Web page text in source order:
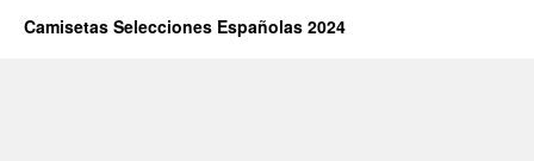
Camisetas Selecciones Españolas 2024